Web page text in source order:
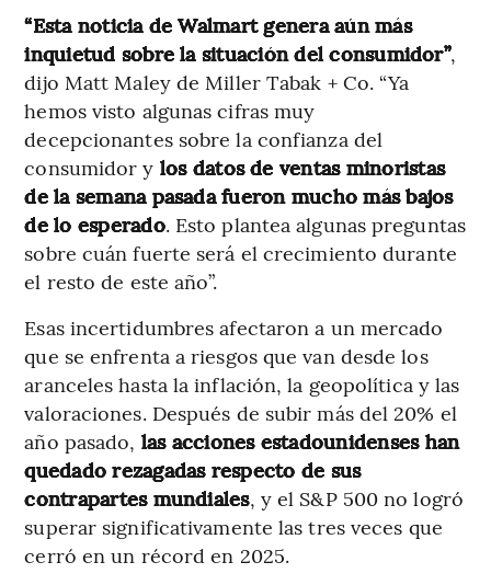
“Esta noticia de Walmart genera aún más
inquietud sobre la situación del consumidor”,
dijo Matt Maley de Miller Tabak + Co. “Ya
hemos visto algunas cifras muy
decepcionantes sobre la confianza del
consumidor y los datos de ventas minoristas
de la semana pasada fueron mucho más bajos
de lo esperado. Esto plantea algunas preguntas
sobre cuán fuerte será el crecimiento durante
el resto de este año”.
Esas incertidumbres afectaron a un mercado
que se enfrenta a riesgos que van desde los
aranceles hasta la inflación, la geopolítica y las
valoraciones. Después de subir más del 20% el
año pasado, las acciones estadounidenses han
quedado rezagadas respecto de sus
contrapartes mundiales, y el S&P 500 no logró
superar significativamente las tres veces que
cerró en un récord en 2025.